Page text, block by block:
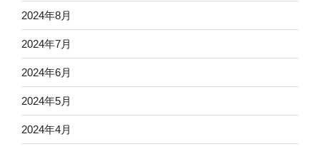
2024年8月
2024年7月
2024年6月
2024年5月
2024年4月